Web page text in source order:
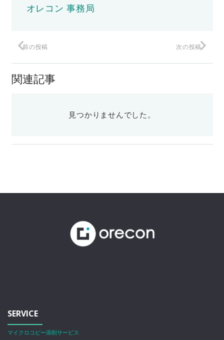
オレコン 事務局
前の投稿 次の投稿
関連記事
見つかりませんでした。
SERVICE
マイクロコピー添削サービス